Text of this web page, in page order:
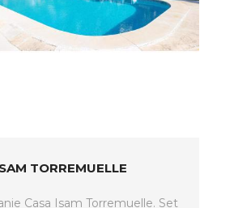
TORREMUELLE
Casa Isam Torremuelle. Set